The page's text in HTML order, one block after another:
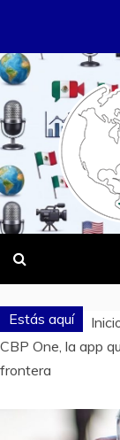
contenido
DONDE
Estás aquí
CBP One, la app
frontera